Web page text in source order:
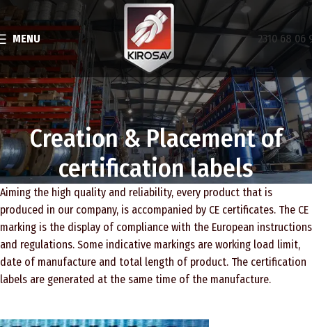
MENU 2310 68 06
Creation & Placement of
certification labels
Aiming the high quality and reliability, every product that is
produced in our company, is accompanied by CE certificates. The CE
marking is the display of compliance with the European instructions
and regulations. Some indicative markings are working load limit,
date of manufacture and total length of product. The certification
labels are generated at the same time of the manufacture.